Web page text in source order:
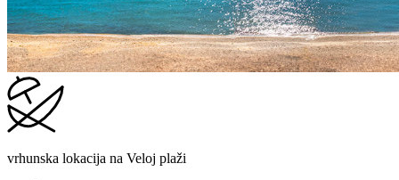
vrhunska lokacija na Veloj plaži